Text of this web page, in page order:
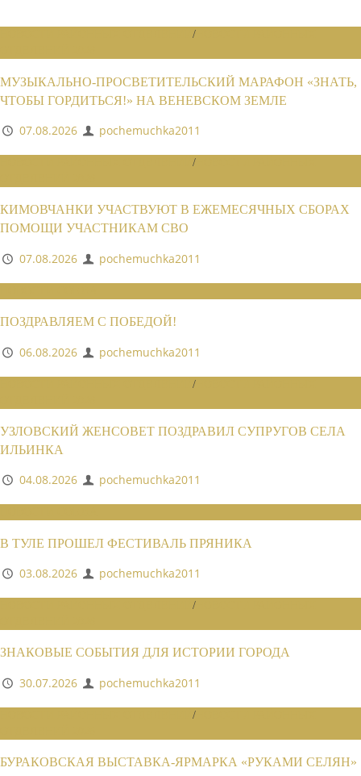
/
МУЗЫКАЛЬНО-ПРОСВЕТИТЕЛЬСКИЙ МАРАФОН «ЗНАТЬ,
ЧТОБЫ ГОРДИТЬСЯ!» НА ВЕНЕВСКОМ ЗЕМЛЕ
07.08.2026
pochemuchka2011
/
КИМОВЧАНКИ УЧАСТВУЮТ В ЕЖЕМЕСЯЧНЫХ СБОРАХ
ПОМОЩИ УЧАСТНИКАМ СВО
07.08.2026
pochemuchka2011
ПОЗДРАВЛЯЕМ С ПОБЕДОЙ!
06.08.2026
pochemuchka2011
/
УЗЛОВСКИЙ ЖЕНСОВЕТ ПОЗДРАВИЛ СУПРУГОВ СЕЛА
ИЛЬИНКА
04.08.2026
pochemuchka2011
В ТУЛЕ ПРОШЕЛ ФЕСТИВАЛЬ ПРЯНИКА
03.08.2026
pochemuchka2011
/
ЗНАКОВЫЕ СОБЫТИЯ ДЛЯ ИСТОРИИ ГОРОДА
30.07.2026
pochemuchka2011
/
БУРАКОВСКАЯ ВЫСТАВКА-ЯРМАРКА «РУКАМИ СЕЛЯН»